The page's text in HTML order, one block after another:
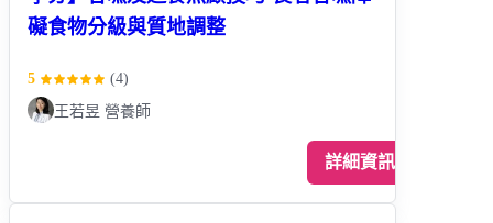
礙食物分級與質地調整
5 (4)
王若昱 營養師
詳細資訊